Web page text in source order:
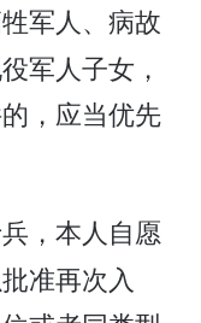
军人、病故
军人子女，
，应当优先
，本人自愿
准再次入